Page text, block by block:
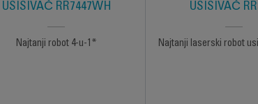
USISIVAČ RR7447WH
Najtanji robot 4-u-1*
USISIVAČ
Najtanji laserski robot